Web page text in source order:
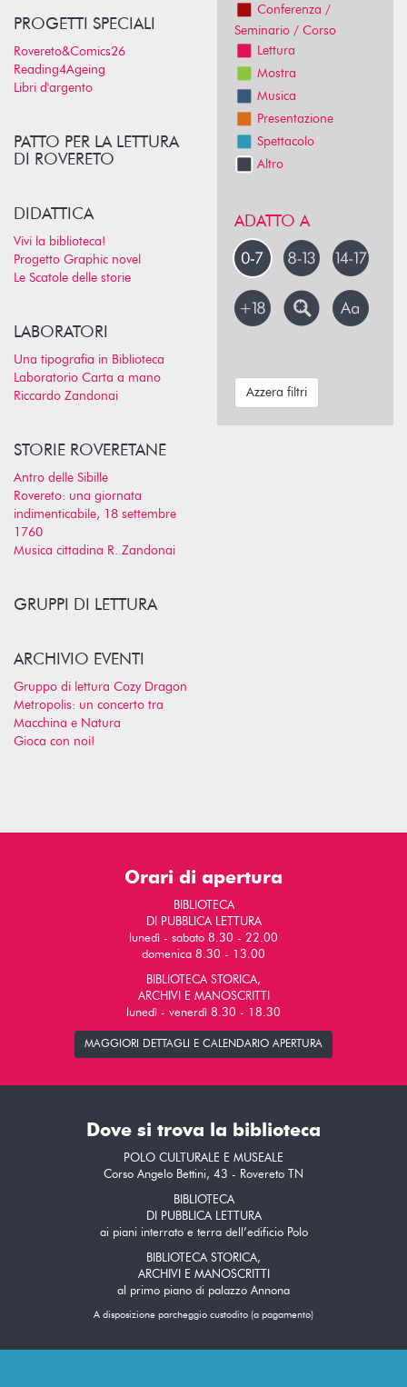
PROGETTI SPECIALI
Rovereto&Comics26
Reading4Ageing
Libri d'argento
PATTO PER LA LETTURA
DI ROVERETO
DIDATTICA
Vivi la biblioteca!
Progetto Graphic novel
Le Scatole delle storie
LABORATORI
Una tipografia in Biblioteca
Laboratorio Carta a mano
Riccardo Zandonai
STORIE ROVERETANE
Antro delle Sibille
Rovereto: una giornata
indimenticabile, 18 settembre
1760
Musica cittadina R. Zandonai
GRUPPI DI LETTURA
ARCHIVIO EVENTI
Gruppo di lettura Cozy Dragon
Metropolis: un concerto tra
Macchina e Natura
Gioca con noi!
Conferenza /
Seminario / Corso
Lettura
Mostra
Musica
Presentazione
Spettacolo
Altro
ADATTO A
Azzera filtri
Orari di apertura
BIBLIOTECA
DI PUBBLICA LETTURA
lunedì - sabato 8.30 - 22.00
domenica 8.30 - 13.00
BIBLIOTECA STORICA,
ARCHIVI E MANOSCRITTI
lunedì - venerdì 8.30 - 18.30
MAGGIORI DETTAGLI E CALENDARIO APERTURA
Dove si trova la biblioteca
POLO CULTURALE E MUSEALE
Corso Angelo Bettini, 43 - Rovereto TN
BIBLIOTECA
DI PUBBLICA LETTURA
ai piani interrato e terra dell’edificio Polo
BIBLIOTECA STORICA,
ARCHIVI E MANOSCRITTI
al primo piano di palazzo Annona
A disposizione parcheggio custodito (a pagamento)